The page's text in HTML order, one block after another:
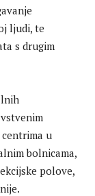
ljudi, te
s drugim
u
bolnicama,
polove,